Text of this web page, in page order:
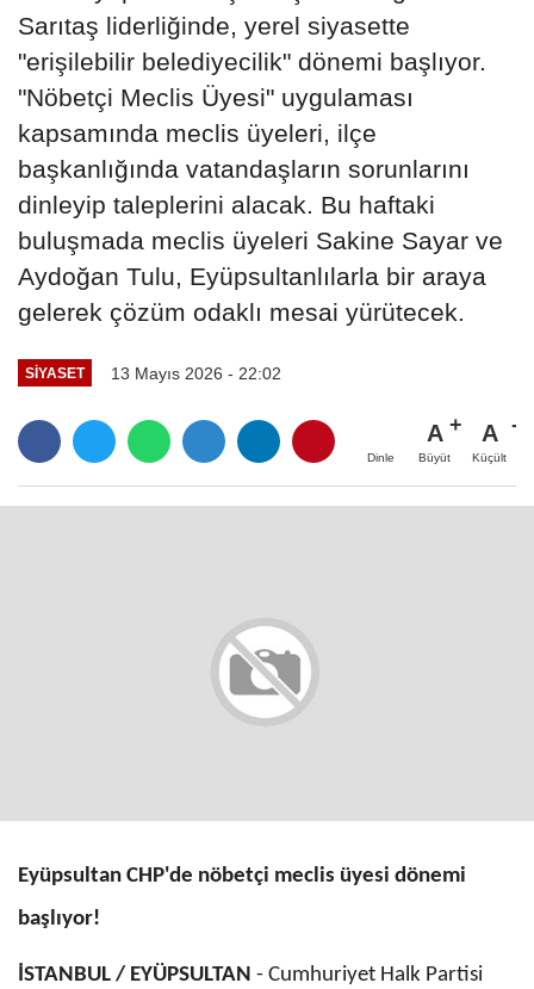
Sarıtaş liderliğinde, yerel siyasette
"erişilebilir belediyecilik" dönemi başlıyor.
"Nöbetçi Meclis Üyesi" uygulaması
kapsamında meclis üyeleri, ilçe
başkanlığında vatandaşların sorunlarını
dinleyip taleplerini alacak. Bu haftaki
buluşmada meclis üyeleri Sakine Sayar ve
Aydoğan Tulu, Eyüpsultanlılarla bir araya
gelerek çözüm odaklı mesai yürütecek.
SİYASET 13 Mayıs 2026 - 22:02
Dinle
A
Büyüt
A
Küçült
Eyüpsultan CHP'de nöbetçi meclis üyesi dönemi
başlıyor!
İSTANBUL / EYÜPSULTAN - Cumhuriyet Halk Partisi